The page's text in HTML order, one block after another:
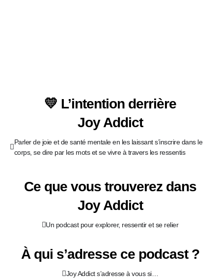
💛 L’intention derrière
Joy Addict
Parler de joie et de santé mentale en les laissant s’inscrire dans le
corps, se dire par les mots et se vivre à travers les ressentis
Ce que vous trouverez dans
Joy Addict
Un podcast pour explorer, ressentir et se relier
À qui s’adresse ce podcast ?
Joy Addict s’adresse à vous si…